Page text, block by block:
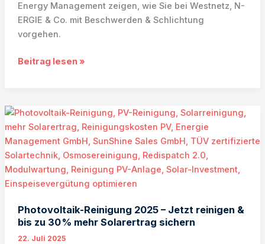
Energy Management zeigen, wie Sie bei Westnetz, N-
ERGIE & Co. mit Beschwerden & Schlichtung
vorgehen.
Einspeisevergütung
Netzbetreibern
treffen
Solar-
Investoren
deutschlandweit
Beitrag lesen »
Photovoltaik-Reinigung 2025 – Jetzt reinigen &
bis zu 30 % mehr Solarertrag sichern
22. Juli 2025